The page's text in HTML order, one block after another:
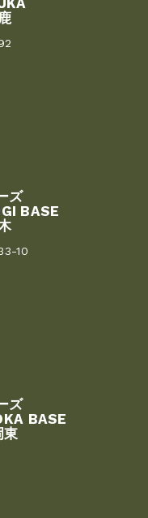
ズ
BASE
10
ズ
BASE
東